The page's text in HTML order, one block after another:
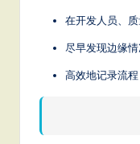
在开发人员、
尽早发现边缘
高效地记录流程